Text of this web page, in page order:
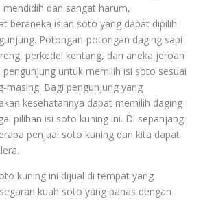
dan sangat harum,
beraneka isian soto yang dapat dipilih
Potongan-potongan daging sapi
perkedel kentang, dan aneka jeroan
untuk memilih isi soto sesuai
masing. Bagi pengunjung yang
kesehatannya dapat memilih daging
pilihan isi soto kuning ini. Di sepanjang
penjual soto kuning dan kita dapat
kuning ini dijual di tempat yang
kuah soto yang panas dengan